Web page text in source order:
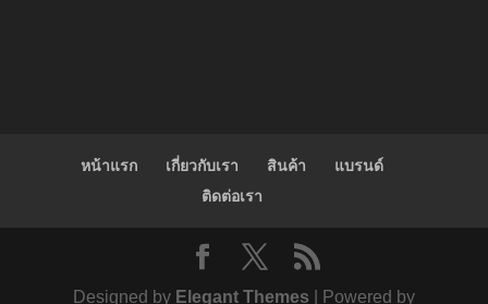
หน้าแรก เกี่ยวกับเรา สินค้า
แบรนด์
ติดต่อเรา
Designed by Elegant Themes | Powered by